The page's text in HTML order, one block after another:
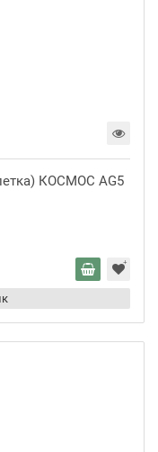
КОСМОС AG5